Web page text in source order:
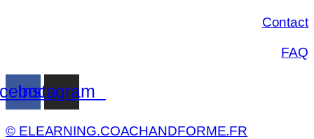
Contact
FAQ
Instagram
© ELEARNING.COACHANDFORME.FR